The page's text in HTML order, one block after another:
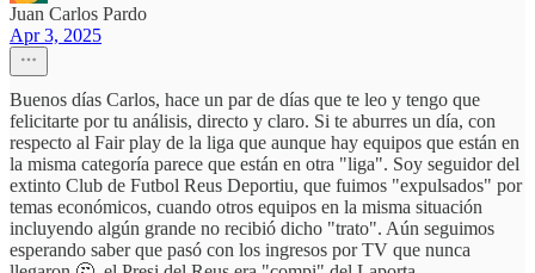
Juan Carlos Pardo
Apr 3, 2025
Buenos días Carlos, hace un par de días que te leo y tengo que
felicitarte por tu análisis, directo y claro. Si te aburres un día, con
respecto al Fair play de la liga que aunque hay equipos que están en
la misma categoría parece que están en otra "liga". Soy seguidor del
extinto Club de Futbol Reus Deportiu, que fuimos "expulsados" por
temas económicos, cuando otros equipos en la misma situación
incluyendo algún grande no recibió dicho "trato". Aún seguimos
esperando saber que pasó con los ingresos por TV que nunca